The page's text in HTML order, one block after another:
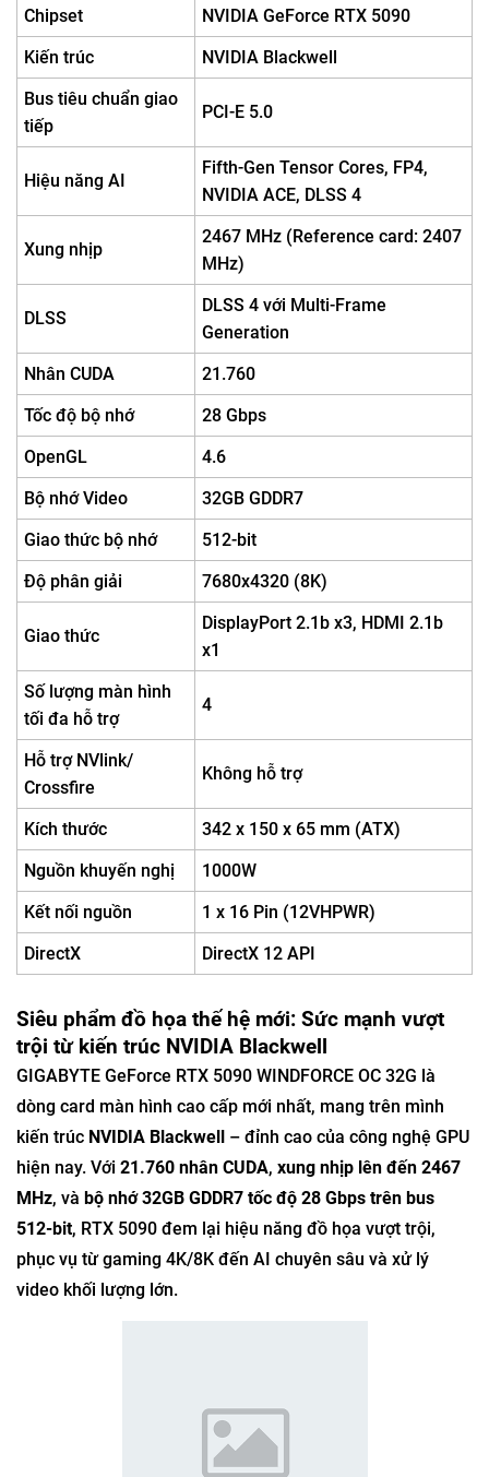
Chipset
NVIDIA GeForce RTX 5090
Kiến trúc
NVIDIA Blackwell
Bus tiêu chuẩn giao
tiếp
PCI-E 5.0
Hiệu năng AI
Fifth-Gen Tensor Cores, FP4,
NVIDIA ACE, DLSS 4
Xung nhịp
2467 MHz (Reference card: 2407
MHz)
DLSS
DLSS 4 với Multi-Frame
Generation
Nhân CUDA
21.760
Tốc độ bộ nhớ
28 Gbps
OpenGL
4.6
Bộ nhớ Video
32GB GDDR7
Giao thức bộ nhớ
512-bit
Độ phân giải
7680x4320 (8K)
Giao thức
DisplayPort 2.1b x3, HDMI 2.1b
x1
Số lượng màn hình
tối đa hỗ trợ
4
Hỗ trợ NVlink/
Crossfire
Không hỗ trợ
Kích thước
342 x 150 x 65 mm (ATX)
Nguồn khuyến nghị
1000W
Kết nối nguồn
1 x 16 Pin (12VHPWR)
DirectX
DirectX 12 API
Siêu phẩm đồ họa thế hệ mới: Sức mạnh vượt
trội từ kiến trúc NVIDIA Blackwell
GIGABYTE GeForce RTX 5090 WINDFORCE OC 32G là
dòng card màn hình cao cấp mới nhất, mang trên mình
kiến trúc NVIDIA Blackwell – đỉnh cao của công nghệ GPU
hiện nay. Với 21.760 nhân CUDA, xung nhịp lên đến 2467
MHz, và bộ nhớ 32GB GDDR7 tốc độ 28 Gbps trên bus
512-bit, RTX 5090 đem lại hiệu năng đồ họa vượt trội,
phục vụ từ gaming 4K/8K đến AI chuyên sâu và xử lý
video khối lượng lớn.